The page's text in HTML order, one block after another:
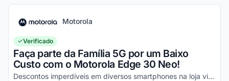
Motorola
Verificado
Faça parte da Família 5G por um Baixo
Custo com o Motorola Edge 30 Neo!
Descontos imperdíveis em diversos smartphones na loja virtual, incluindo o Moto Edge 30 Neo. Confira!